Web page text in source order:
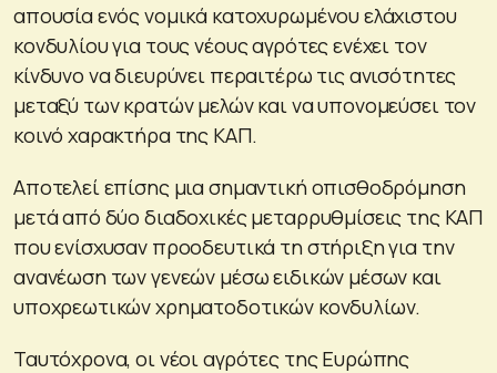
απουσία ενός νομικά κατοχυρωμένου ελάχιστου
κονδυλίου για τους νέους αγρότες ενέχει τον
κίνδυνο να διευρύνει περαιτέρω τις ανισότητες
μεταξύ των κρατών μελών και να υπονομεύσει τον
κοινό χαρακτήρα της ΚΑΠ.
Αποτελεί επίσης μια σημαντική οπισθοδρόμηση
μετά από δύο διαδοχικές μεταρρυθμίσεις της ΚΑΠ
που ενίσχυσαν προοδευτικά τη στήριξη για την
ανανέωση των γενεών μέσω ειδικών μέσων και
υποχρεωτικών χρηματοδοτικών κονδυλίων.
Ταυτόχρονα, οι νέοι αγρότες της Ευρώπης